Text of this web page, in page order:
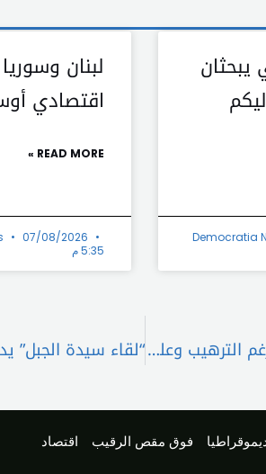
Democratia
لبنان
اقتصادي
READ MORE »
07/08/2026
5:35 م
لقاء اللبنانيين الشيعة: مستمرون في الخيار الوطني اللبناني رغم الترهيب وعلى وزارة الثقافة وضع التراث العاملي تحت الحماية الدولية
فوق مقص الرقيب
اقتصاد